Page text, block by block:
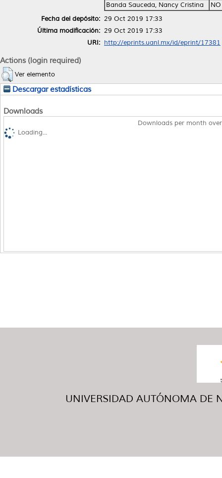
Banda Sauceda, Nancy Cristina
Fecha del depósito: 29 Oct 2019 17:33
Última modificación: 29 Oct 2019 17:33
URI: http://eprints.uanl.mx/id/eprint/17381
Actions (login required)
Ver elemento
Descargar estadísticas
Downloads
Downloads per month
Loading...
UNIVERSIDAD AUTÓNOMA DE